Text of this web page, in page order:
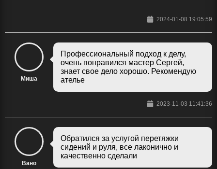
2024-01-08 19:05:59
Миша
Профессиональный подход к делу,
очень понравился мастер Сергей,
знает свое дело хорошо. Рекомендую
ателье
2023-11-03 11:41:36
Вано
Обратился за услугой перетяжки
сидений и руля, все лаконично и
качественно сделали